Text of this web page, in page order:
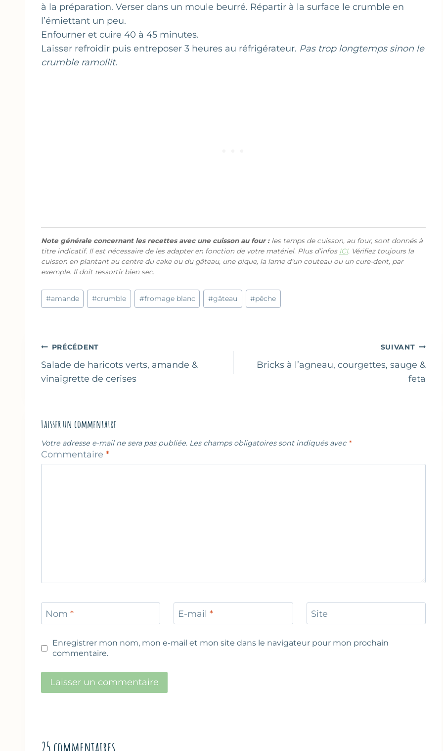
à la préparation. Verser dans un moule beurré. Répartir à la surface le crumble en
l’émiettant un peu.
Enfourner et cuire 40 à 45 minutes.
Laisser refroidir puis entreposer 3 heures au réfrigérateur. Pas trop longtemps sinon le
crumble ramollit.
Note générale concernant les recettes avec une cuisson au four :les temps de cuisson, au four, sont donnés à
titre indicatif. Il est nécessaire de les adapter en fonction de votre matériel. Plus d’infos ICI. Vérifiez toujours la
cuisson en plantant au centre du cake ou du gâteau, une pique, la lame d’un couteau ou un cure-dent, par
exemple. Il doit ressortir bien sec.
Étiquettes
de
#amande #crumble #fromage blanc #gâteau #pêche
Navigation
de
l’article
PRÉCÉDENT
Salade de haricots verts, amande &
vinaigrette de cerises
SUIVANT
Bricks à l’agneau, courgettes, sauge &
feta
Laisser un commentaire
Votre adresse e-mail ne sera pas publiée. Les champs obligatoires sont indiqués avec *
Commentaire *
Nom * E-mail* Site
Enregistrer mon nom, mon e-mail et mon site dans le navigateur pour mon prochain
commentaire.
25 commentaires